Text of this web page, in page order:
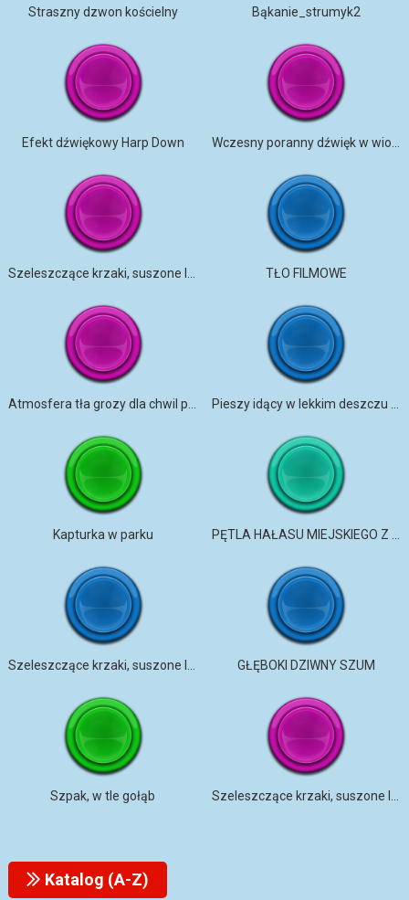
Straszny dzwon kościelny Bąkanie_strumyk2
Efekt dźwiękowy Harp Down
TŁO FILMOWE
Kapturka w parku
GŁĘBOKI DZIWNY SZUM
Szpak, w tle gołąb
Katalog (A-Z)